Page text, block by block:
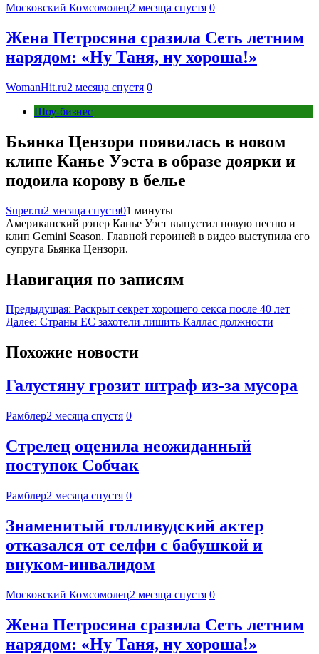
Московский Комсомолец2 месяца спустя 0
Жена Петросяна сразила Сеть летним
нарядом: «Ну Таня, ну хороша!»
WomanHit.ru2 месяца спустя 0
Шоу-бизнес
Бьянка Цензори появилась в новом
клипе Канье Уэста в образе доярки и
подоила корову в белье
Super.ru2 месяца спустя01 минуты
Американский рэпер Канье Уэст выпустил новую песню и
клип Gemini Season. Главной героиней в видео выступила его
супруга Бьянка Цензори.
Навигация по записям
Предыдущая: Раскрыт секрет хорошего секса после 40 лет
Далее: Страны ЕС захотели лишить Каллас должности
Похожие новости
Галустяну грозит штраф из-за мусора
Рамблер2 месяца спустя 0
Стрелец оценила неожиданный
поступок Собчак
Рамблер2 месяца спустя 0
Знаменитый голливудский актер
отказался от селфи с бабушкой и
внуком-инвалидом
Московский Комсомолец2 месяца спустя 0
Жена Петросяна сразила Сеть летним
нарядом: «Ну Таня, ну хороша!»